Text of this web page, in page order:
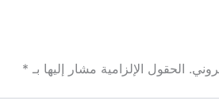
الحقول الإلزامية مشار إليها بـ *